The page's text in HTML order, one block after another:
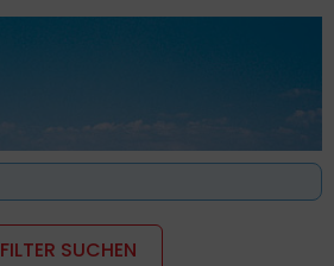
FILTER SUCHEN